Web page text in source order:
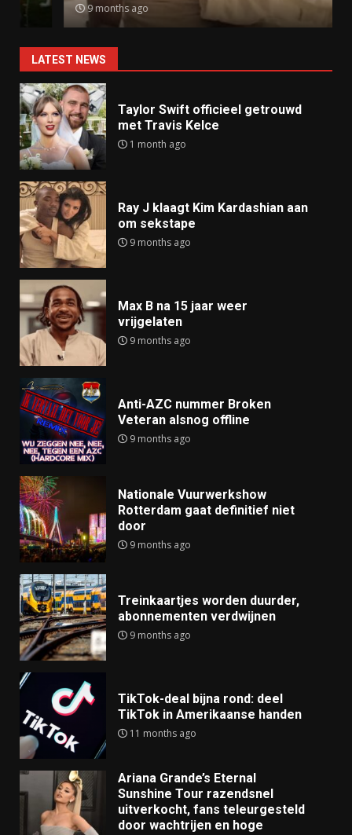
9 months ago
LATEST NEWS
Taylor Swift officieel getrouwd
met Travis Kelce
1 month ago
Ray J klaagt Kim Kardashian aan
om sekstape
9 months ago
Max B na 15 jaar weer
vrijgelaten
9 months ago
Anti-AZC nummer Broken
Veteran alsnog offline
9 months ago
Nationale Vuurwerkshow
Rotterdam gaat definitief niet
door
9 months ago
Treinkaartjes worden duurder,
abonnementen verdwijnen
9 months ago
TikTok-deal bijna rond: deel
TikTok in Amerikaanse handen
11 months ago
Ariana Grande’s Eternal
Sunshine Tour razendsnel
uitverkocht, fans teleurgesteld
door wachtrijen en hoge